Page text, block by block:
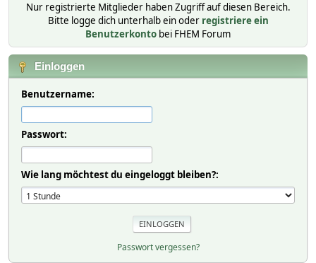
Nur registrierte Mitglieder haben Zugriff auf diesen Bereich.
Bitte logge dich unterhalb ein oder registriere ein
Benutzerkonto bei FHEM Forum
Einloggen
Benutzername:
Passwort:
Wie lang möchtest du eingeloggt bleiben?:
Passwort vergessen?